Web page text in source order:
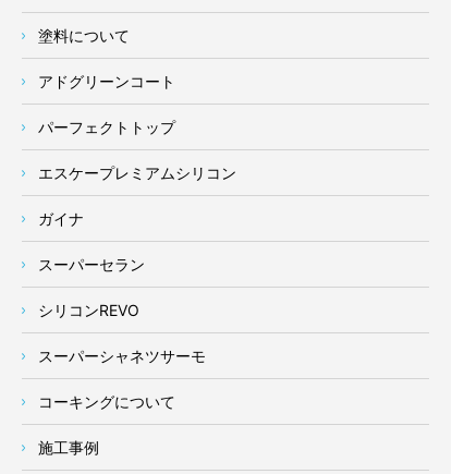
塗料について
アドグリーンコート
パーフェクトトップ
エスケープレミアムシリコン
ガイナ
スーパーセラン
シリコンREVO
スーパーシャネツサーモ
コーキングについて
施工事例